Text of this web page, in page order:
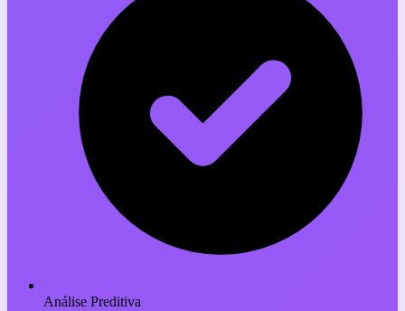
Análise Preditiva